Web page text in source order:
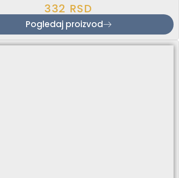
332 RSD
Pogledaj proizvod